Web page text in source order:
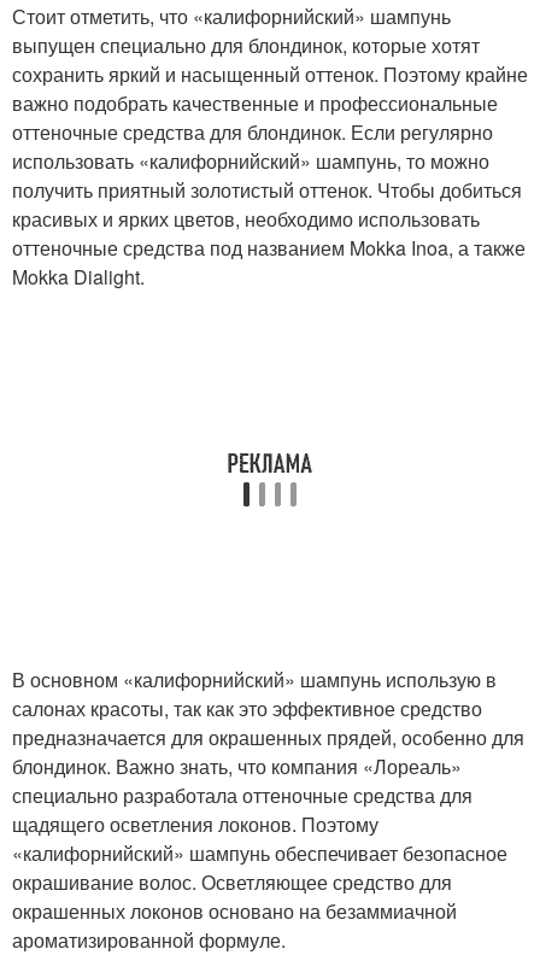
Стоит отметить, что «калифорнийский» шампунь
выпущен специально для блондинок, которые хотят
сохранить яркий и насыщенный оттенок. Поэтому крайне
важно подобрать качественные и профессиональные
оттеночные средства для блондинок. Если регулярно
использовать «калифорнийский» шампунь, то можно
получить приятный золотистый оттенок. Чтобы добиться
красивых и ярких цветов, необходимо использовать
оттеночные средства под названием Mokka Inoa, а также
Mokka Dialight.
В основном «калифорнийский» шампунь использую в
салонах красоты, так как это эффективное средство
предназначается для окрашенных прядей, особенно для
блондинок. Важно знать, что компания «Лореаль»
специально разработала оттеночные средства для
щадящего осветления локонов. Поэтому
«калифорнийский» шампунь обеспечивает безопасное
окрашивание волос. Осветляющее средство для
окрашенных локонов основано на безаммиачной
ароматизированной формуле.